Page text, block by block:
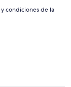
y condiciones de la